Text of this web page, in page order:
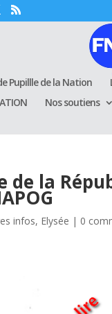
Pupillle de la Nation
Nos soutiens
de la
infos, Elysée | 0